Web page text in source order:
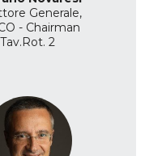
Generale,
- Chairman
Tav.Rot. 2